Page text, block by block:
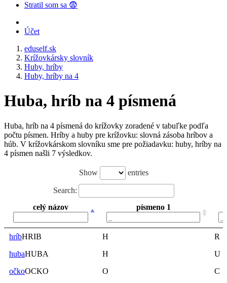
Stratil som sa 😨
Účet
eduself.sk
Krížovkársky slovník
Huby, hríby
Huby, hríby na 4
Huba, hríb na 4 písmená
Huba, hríb na 4 písmená do krížovky zoradené v tabuľke podľa
počtu písmen. Hríby a huby pre krížovku: slovná zásoba hríbov a
húb. V krížovkárskom slovníku sme pre požiadavku: huby, hríby na
4 písmen našli 7 výsledkov.
Show entries
Search:
celý názov
písmeno 1
celý názov
hríbHRIB H
R
hubaHUBA H
U
očkoOCKO O
C